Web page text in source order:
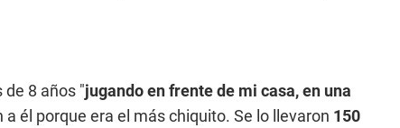
8 años "jugando en frente de mi casa, en una
él porque era el más chiquito. Se lo llevaron 150